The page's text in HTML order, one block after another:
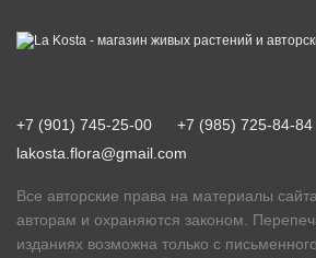
+7 (901) 745-25-00
+7 (985) 725-84-84
lakosta.flora@gmail.com
Все авторские права на материалы
авторам и охраняются законом.
изданиях возможна только с